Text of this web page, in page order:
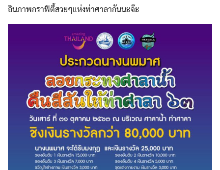
อินภาพกราฟิตี้สวยๆแห่งท่าศาลากันนะจ๊ะ